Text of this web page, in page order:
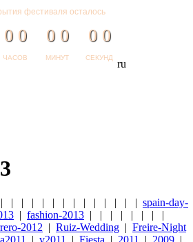
фестиваля осталось
ЧАСОВ
0 0
МИНУТ
0 0
СЕКУНД
0 0
ru
| | | | | | | | | | | | | spain-day-
| fashion-2013 | | | | | | | |
2012 | Ruiz-Wedding | Freire-Night
| v2011 | Fiesta | 2011 | 2009 |